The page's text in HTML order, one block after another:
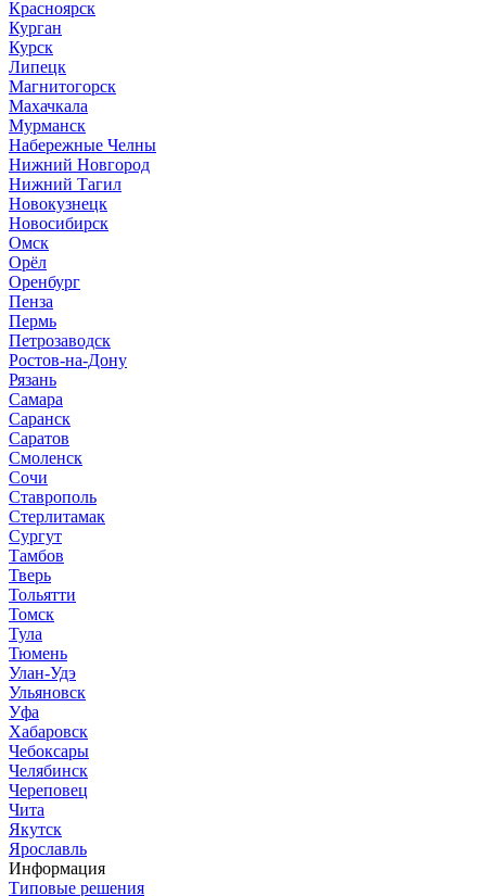
Красноярск
Курган
Курск
Липецк
Магнитогорск
Махачкала
Мурманск
Набережные Челны
Нижний Новгород
Нижний Тагил
Новокузнецк
Новосибирск
Омск
Орёл
Оренбург
Пенза
Пермь
Петрозаводск
Ростов-на-Дону
Рязань
Самара
Саранск
Саратов
Смоленск
Сочи
Ставрополь
Стерлитамак
Сургут
Тамбов
Тверь
Тольятти
Томск
Тула
Тюмень
Улан-Удэ
Ульяновск
Уфа
Хабаровск
Чебоксары
Челябинск
Череповец
Чита
Якутск
Ярославль
Информация
Типовые решения